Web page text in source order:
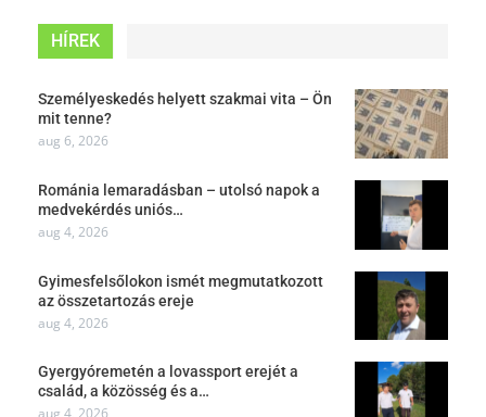
HÍREK
Személyeskedés helyett szakmai vita – Ön
mit tenne?
aug 6, 2026
Románia lemaradásban – utolsó napok a
medvekérdés uniós…
aug 4, 2026
Gyimesfelsőlokon ismét megmutatkozott
az összetartozás ereje
aug 4, 2026
Gyergyóremetén a lovassport erejét a
család, a közösség és a…